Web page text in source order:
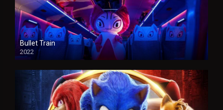
Bullet Train
2022